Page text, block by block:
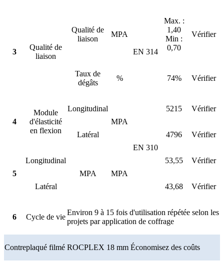
3
Qualité de
liaison
Qualité de
liaison
MPA
EN 314
Max. :
1,40
Min :
0,70
Vérifier
Taux de
dégâts
% 74% Vérifier
4
Module
d'élasticité
en flexion
Longitudinal
MPA
EN 310
5215 Vérifier
Latéral 4796 Vérifier
5
Longitudinal
MPA
MPA
53,55 Vérifier
Latéral 43,68 Vérifier
6 Cycle de vie
Environ 9 à 15 fois d'utilisation répétée selon les
projets par application de coffrage
Contreplaqué filmé ROCPLEX 18 mm Économisez des coûts